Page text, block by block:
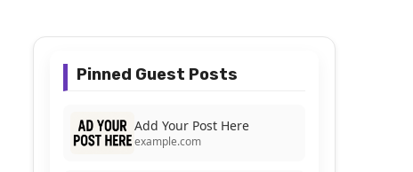
Pinned Guest Posts
Add Your Post Here
example.com